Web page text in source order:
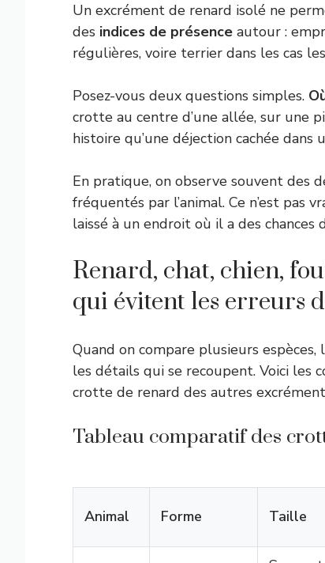
Un excrément de renard isolé ne
des indices de présence autour :
régulières, voire terrier dans les cas
Posez-vous deux questions simples.
crotte au centre d’une allée, sur une
histoire qu’une déjection cachée dans
En pratique, on observe souvent des
fréquentés par l’animal. Ce n’est pas
laissé à un endroit où il a des chances
Renard, chat, chien,
qui évitent les erreurs
Quand on compare plusieurs espèces,
les détails qui se recoupent. Voici les
crotte de renard des autres
Tableau comparatif des
Animal Forme Taille